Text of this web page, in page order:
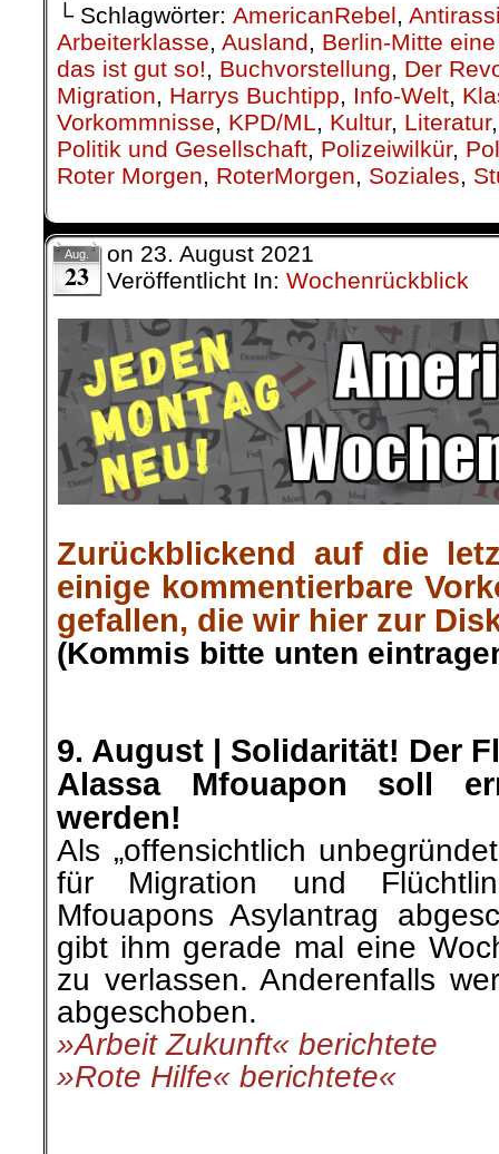
└ Schlagwörter: AmericanRebel
Arbeiterklasse Ausland
Berlin-Mitte
das ist gut so!
Buchvorstellung
Der
Migration
Harrys Buchtipp Info-Welt
Vorkommnisse
KPD/ML Kultur, Literatur
Politik und Gesellschaft Polizeiwilkür,
Roter Morgen
RoterMorgen Soziales
Aug.
23
on 23. August 2021
Veröffentlicht In: Wochenrückblick
Zurückblickend auf die
einige kommentierbare
gefallen, die wir hier zur
(Kommis bitte unten
9. August | Solidarität! Der
Alassa Mfouapon soll
werden!
Als „offensichtlich
für Migration und
Mfouapons Asylantrag
gibt ihm gerade mal eine
zu verlassen. Anderenfalls
abgeschoben.
»Arbeit Zukunft« berichtete
»Rote Hilfe« berichtete«